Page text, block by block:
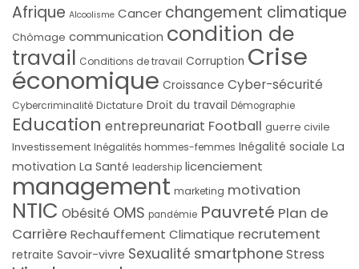
Afrique Alcoolisme Cancer changement climatique
Chômage communication condition de
travail Conditions de travail Corruption Crise
économique Croissance Cyber-sécurité
Cybercriminalité Dictature Droit du travail Démographie
Education entrepreunariat Football guerre civile
Investissement Inégalités hommes-femmes Inégalité sociale La
motivation La Santé leadership licenciement
management marketing motivation
NTIC Obésité OMS pandémie Pauvreté Plan de
Carrière Rechauffement Climatique recrutement
retraite Savoir-vivre Sexualité smartphoneStress